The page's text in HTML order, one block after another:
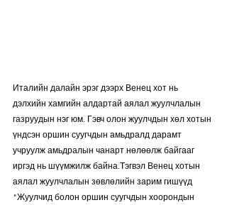
Италийн далайн эрэг дээрх Венец хот нь
дэлхийн хамгийн алдартай аялал жуулчлалын
газруудын нэг юм. Гэвч олон жуулчдын хөл хотын
үндсэн оршин суугчдын амьдралд дарамт
учруулж амьдралын чанарт нөлөөлж байгааг
иргэд нь шүүмжилж байна.Тэгвэл Венец хотын
аялал жуулчлалын зөвлөлийн зарим гишүүд
"Жуулчид болон оршин суугчдын хоорондын